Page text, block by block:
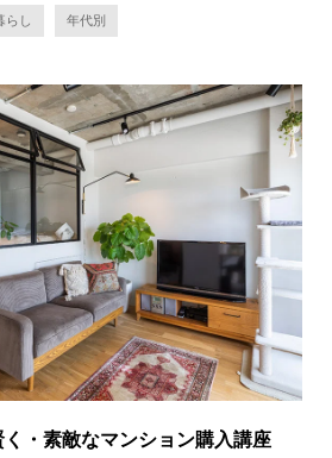
らし 年代別
く・素敵なマンション購入講座